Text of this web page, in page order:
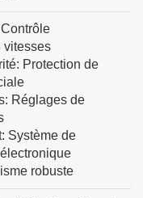
Contrôle
vitesses
: Protection de
: Réglages de
: Système de
robuste